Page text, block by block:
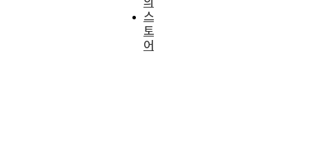
스
토
어